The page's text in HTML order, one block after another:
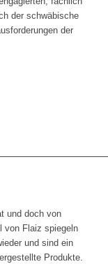
der schwäbische
der
und doch von
von Flaiz spiegeln
und sind ein
Produkte.